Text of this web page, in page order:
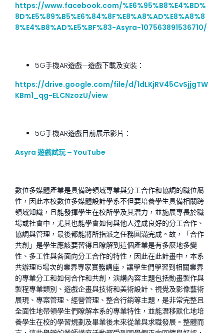
https://www.facebook.com/%E6%95%B8%E4%BD%
8D%E5%89%B5%E6%84%8F%E8%A8%AD%E8%A8%8
8%E4%B8%AD%E5%BF%83-Asyra-107563891536710/
5G手機AR遊戲—遊戲下載及安裝：
https://drive.google.com/file/d/1dLKjRV45CvSjjgTW
KBm1_qg-ELCNzozU/view
5G手機AR遊戲目前展示影片：
Asyra 遊戲試玩 – YouTube
數位多媒體產業是具備跨領域專業與分工合作和協調的職位屬
性，因此本校數位多媒體設計學系不但要培養學生具備相關跨
領域知識，且能發揮學生在校所學及其潛力，並施展專長於職
場或社會中，尤其也能學會如何與他人達成良好的分工合作、
協調與管理，最後都能將所指派之任務圓滿完成。故，「合作
共創」是學生應該要習得且瞭解到這個產業是有多麼地多變
性、多工性與各面向分工合作的特性，因此在此計畫中，本系
共辦理15場次的業界專家實務講座，讓學生們學習到相關業界
的專業分工和如何合作和共創，演講內容主題包括動畫製作與
製程專業類別、遊戲企畫與技術和美術設計、視覺及影像藝術
展現、專案管理、經營管理、整合行銷等主題，是非常完整且
全面性地帶領學生們瞭解本系的專業特性，並能潛移默化地培
養學生在校的學習規劃及畢業後未來從業與求職發展。整體而